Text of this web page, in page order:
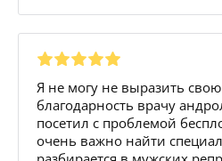
Я не могу не выразить
благодарность врачу
посетил с проблемой
очень важно найти